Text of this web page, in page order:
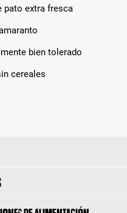
pato extra fresca
bien tolerado
cereales